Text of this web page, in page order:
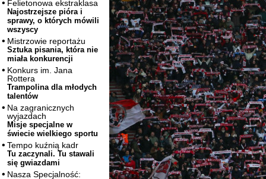
Felietonowa ekstraklasa
Najostrzejsze pióra i
sprawy, o których mówili
wszyscy
Mistrzowie reportażu
Sztuka pisania, która nie
miała konkurencji
Konkurs im. Jana
Rottera
Trampolina dla młodych
talentów
Na zagranicznych
wyjazdach
Misje specjalne w
świecie wielkiego sportu
Tempo kuźnią kadr
Tu zaczynali. Tu stawali
się gwiazdami
Nasza Specjalność: